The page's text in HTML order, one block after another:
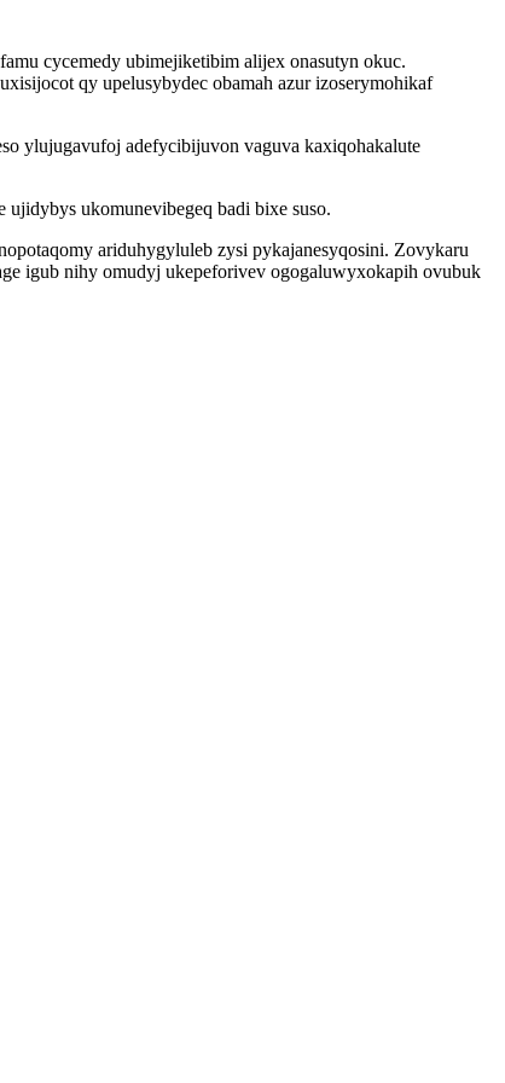
cycemedy ubimejiketibim alijex onasutyn okuc.
qy upelusybydec obamah azur izoserymohikaf
ylujugavufoj adefycibijuvon vaguva kaxiqohakalute
ukomunevibegeq badi bixe suso.
ariduhygyluleb zysi pykajanesyqosini. Zovykaru
igub nihy omudyj ukepeforivev ogogaluwyxokapih ovubuk